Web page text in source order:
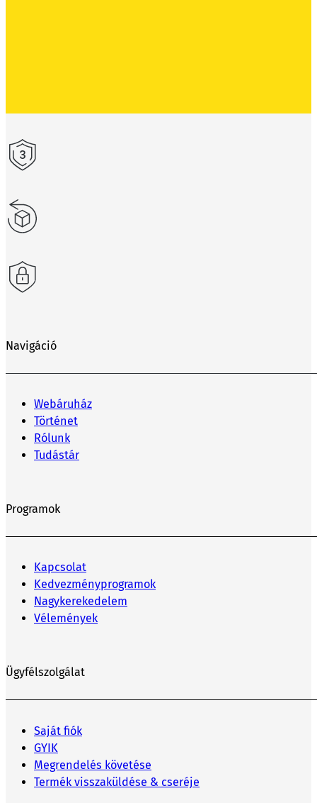
Navigáció
Webáruház
Történet
Rólunk
Tudástár
Programok
Kapcsolat
Kedvezményprogramok
Nagykerekedelem
Vélemények
Ügyfélszolgálat
Saját fiók
GYIK
Megrendelés követése
Termék visszaküldése & cseréje